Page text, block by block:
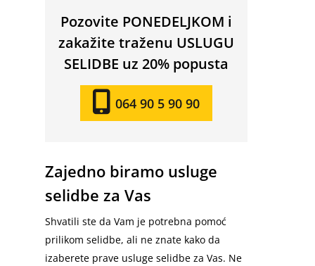
Pozovite PONEDELJKOM i
zakažite traženu USLUGU
SELIDBE uz 20% popusta
064 90 5 90 90
Zajedno biramo usluge
selidbe za Vas
Shvatili ste da Vam je potrebna pomoć
prilikom selidbe, ali ne znate kako da
izaberete prave usluge selidbe za Vas. Ne